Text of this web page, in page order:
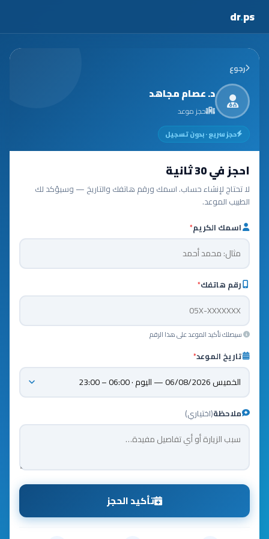
dr.ps
رجوع
د. عصام مجاهد
حجز موعد
حجز سريع · بدون تسجيل
احجز في 30 ثانية
لا تحتاج لإنشاء حساب. اسمك ورقم هاتفك والتاريخ — وسيؤكد لك
الطبيب الموعد.
اسمك الكريم*
رقم هاتفك*
سيصلك تأكيد الموعد على هذا الرقم
تاريخ الموعد*
ملاحظة(اختياري)
تأكيد الحجز